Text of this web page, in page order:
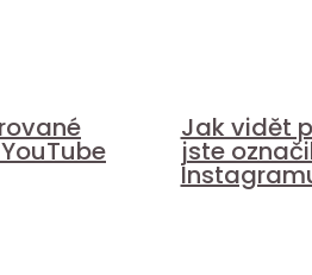
Jak vidět
jste